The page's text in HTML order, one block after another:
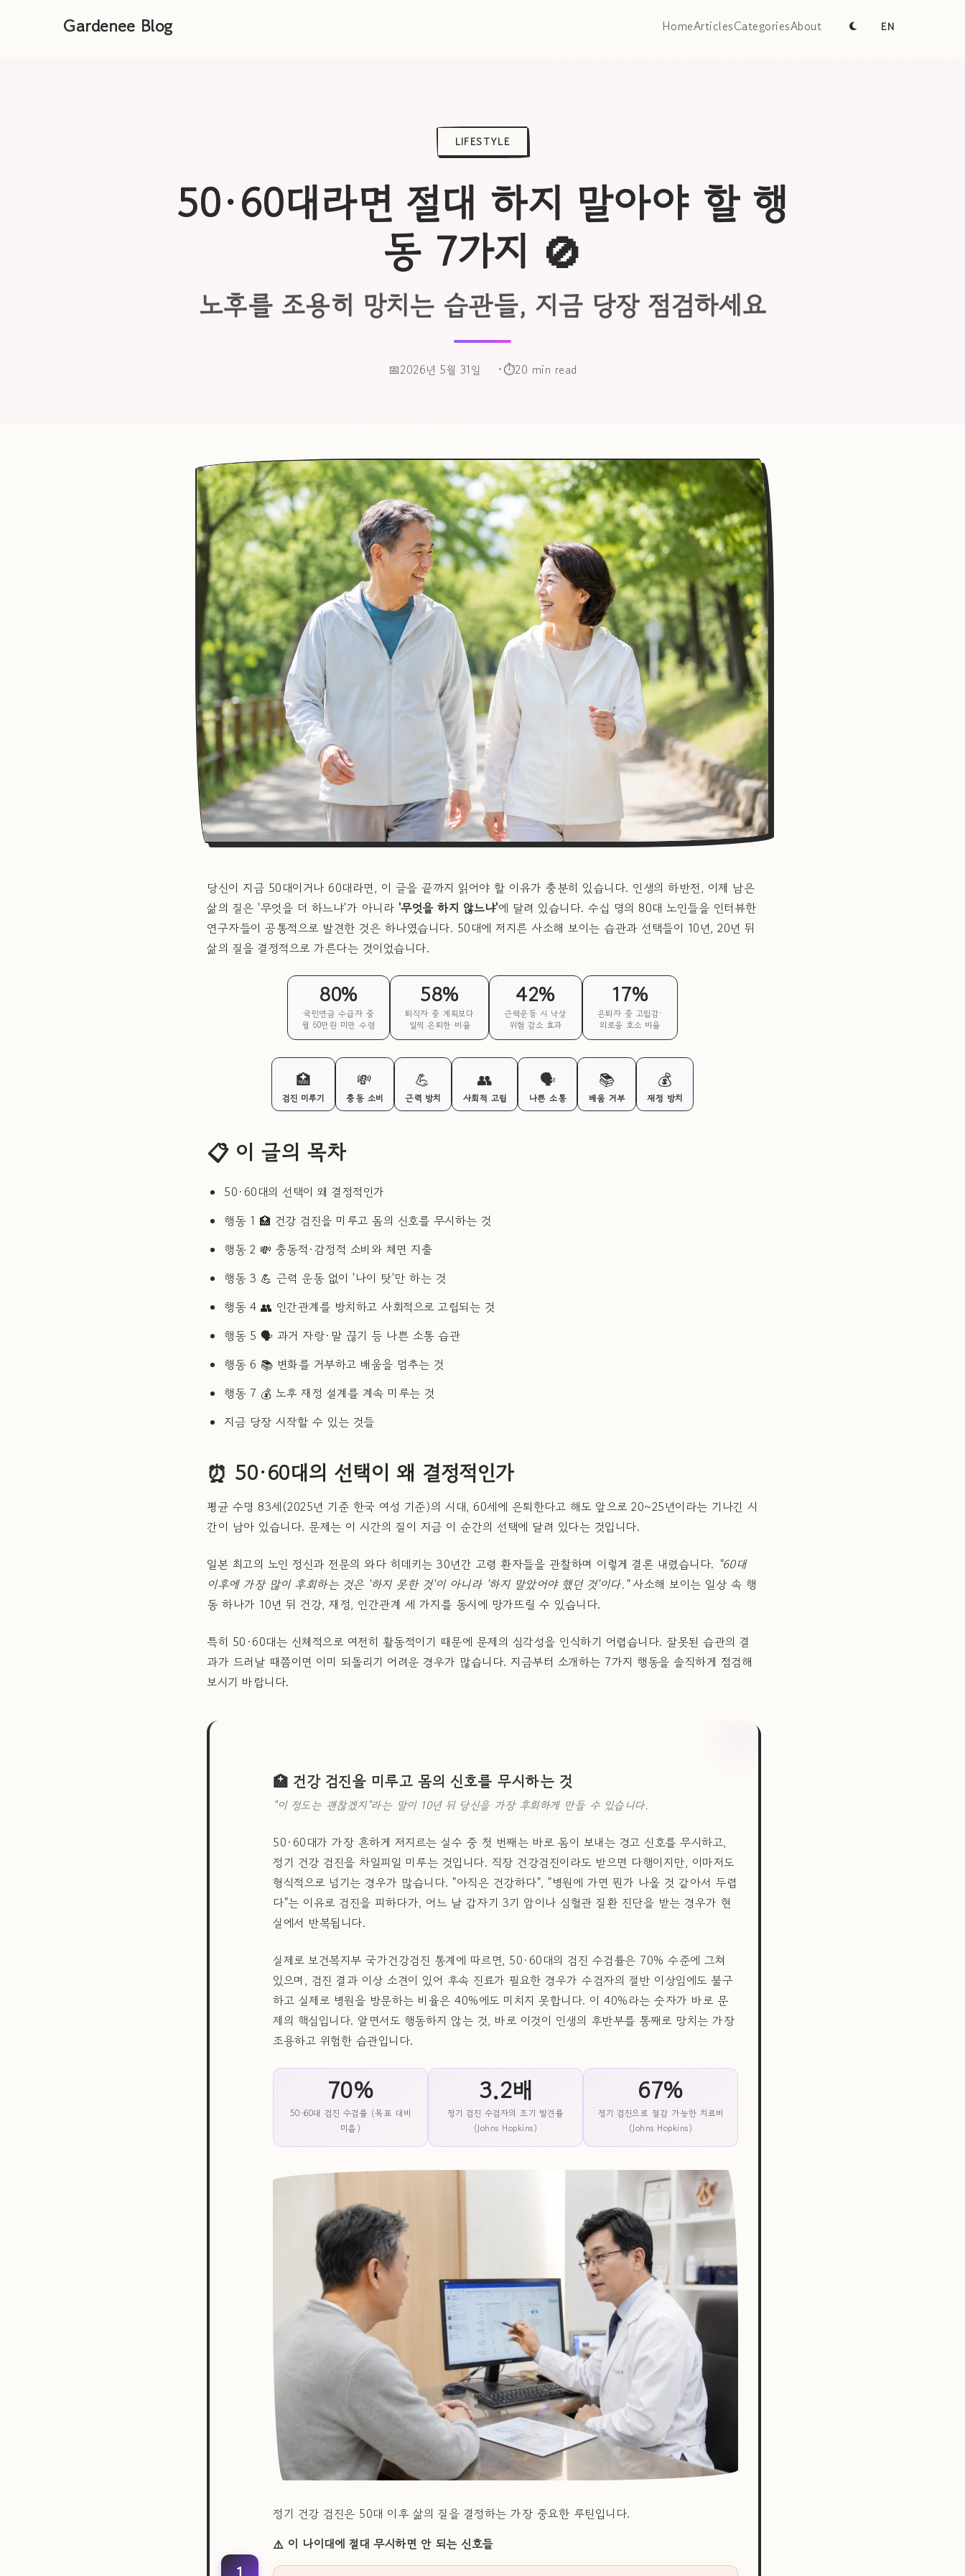
Gardenee Blog HomeArticlesCategoriesAbout EN
LIFESTYLE
50·60대라면 절대 하지 말아야 할 행
동 7가지 🚫
노후를 조용히 망치는 습관들, 지금 당장 점검하세요
2026년 5월 31일 20 min read
당신이 지금 50대이거나 60대라면, 이 글을 끝까지 읽어야 할 이유가 충분히 있습니다. 인생의 하반전, 이제 남은
삶의 질은 '무엇을 더 하느냐'가 아니라 '무엇을 하지 않느냐'에 달려 있습니다. 수십 명의 80대 노인들을 인터뷰한
연구자들이 공통적으로 발견한 것은 하나였습니다. 50대에 저지른 사소해 보이는 습관과 선택들이 10년, 20년 뒤
삶의 질을 결정적으로 가른다는 것이었습니다.
80%
국민연금 수급자 중
월 60만원 미만 수령
58%
퇴직자 중 계획보다
일찍 은퇴한 비율
42%
근력운동 시 낙상
위험 감소 효과
17%
은퇴자 중 고립감·
외로움 호소 비율
🏥
검진 미루기
💸
충동 소비
💪
근력 방치
👥
사회적 고립
🗣️
나쁜 소통
📚
배움 거부
💰
재정 방치
📋 이 글의 목차
50·60대의 선택이 왜 결정적인가
행동 1 🏥 건강 검진을 미루고 몸의 신호를 무시하는 것
행동 2 💸 충동적·감정적 소비와 체면 지출
행동 3 💪 근력 운동 없이 '나이 탓'만 하는 것
행동 4 👥 인간관계를 방치하고 사회적으로 고립되는 것
행동 5 🗣️ 과거 자랑·말 끊기 등 나쁜 소통 습관
행동 6 📚 변화를 거부하고 배움을 멈추는 것
행동 7 💰 노후 재정 설계를 계속 미루는 것
지금 당장 시작할 수 있는 것들
⏰ 50·60대의 선택이 왜 결정적인가
평균 수명 83세(2025년 기준 한국 여성 기준)의 시대, 60세에 은퇴한다고 해도 앞으로 20~25년이라는 기나긴 시
간이 남아 있습니다. 문제는 이 시간의 질이 지금 이 순간의 선택에 달려 있다는 것입니다.
일본 최고의 노인 정신과 전문의 와다 히데키는 30년간 고령 환자들을 관찰하며 이렇게 결론 내렸습니다. "60대
이후에 가장 많이 후회하는 것은 '하지 못한 것'이 아니라 '하지 말았어야 했던 것'이다."사소해 보이는 일상 속 행
동 하나가 10년 뒤 건강, 재정, 인간관계 세 가지를 동시에 망가뜨릴 수 있습니다.
특히 50·60대는 신체적으로 여전히 활동적이기 때문에 문제의 심각성을 인식하기 어렵습니다. 잘못된 습관의 결
과가 드러날 때쯤이면 이미 되돌리기 어려운 경우가 많습니다. 지금부터 소개하는 7가지 행동을 솔직하게 점검해
보시기 바랍니다.
🏥 건강 검진을 미루고 몸의 신호를 무시하는 것
"이 정도는 괜찮겠지"라는 말이 10년 뒤 당신을 가장 후회하게 만들 수 있습니다.
50·60대가 가장 흔하게 저지르는 실수 중 첫 번째는 바로 몸이 보내는 경고 신호를 무시하고,
정기 건강 검진을 차일피일 미루는 것입니다. 직장 건강검진이라도 받으면 다행이지만, 이마저도
형식적으로 넘기는 경우가 많습니다. "아직은 건강하다", "병원에 가면 뭔가 나올 것 같아서 두렵
다"는 이유로 검진을 피하다가, 어느 날 갑자기 3기 암이나 심혈관 질환 진단을 받는 경우가 현
실에서 반복됩니다.
실제로 보건복지부 국가건강검진 통계에 따르면, 50·60대의 검진 수검률은 70% 수준에 그쳐
있으며, 검진 결과 이상 소견이 있어 후속 진료가 필요한 경우가 수검자의 절반 이상임에도 불구
하고 실제로 병원을 방문하는 비율은 40%에도 미치지 못합니다. 이 40%라는 숫자가 바로 문
제의 핵심입니다. 알면서도 행동하지 않는 것, 바로 이것이 인생의 후반부를 통째로 망치는 가장
조용하고 위험한 습관입니다.
70%
50·60대 검진 수검률 (목표 대비
미흡)
3.2배
정기 검진 수검자의 조기 발견률
(Johns Hopkins)
67%
정기 검진으로 절감 가능한 치료비
(Johns Hopkins)
정기 건강 검진은 50대 이후 삶의 질을 결정하는 가장 중요한 루틴입니다.
⚠️ 이 나이대에 절대 무시하면 안 되는 신호들